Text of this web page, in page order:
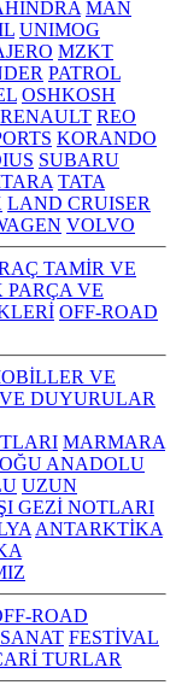
MAN
UNIMOG
MZKT
PATROL
OSHKOSH
RENAULT REO
KORANDO
SUBARU
TATA
LAND CRUISER
VOLVO
TAMİR VE
PARÇA VE
OFF-ROAD
VE
DUYURULAR
MARMARA
ANADOLU
UZUN
GEZİ NOTLARI
ANTARKTİKA
ROAD
FESTİVAL
TURLAR